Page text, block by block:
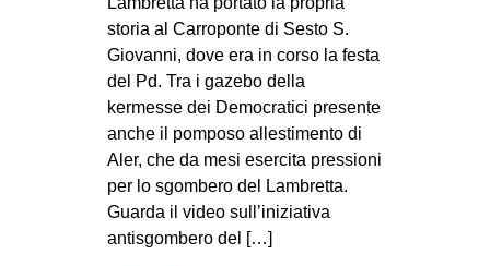
ESTREMO ORIENTE
EUROPA
MEDIO ORIENTE
MONDO
EVENTI
storia al Carroponte di Sesto S.
Giovanni, dove era in corso la festa
del Pd. Tra i gazebo della
kermesse dei Democratici presente
anche il pomposo allestimento di
Aler, che da mesi esercita pressioni
per lo sgombero del Lambretta.
Guarda il video sull’iniziativa
antisgombero del […]